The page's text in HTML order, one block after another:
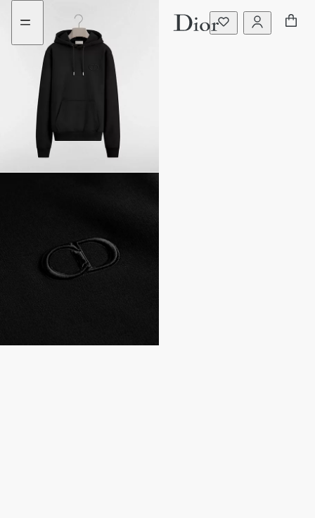
เนื้อหา